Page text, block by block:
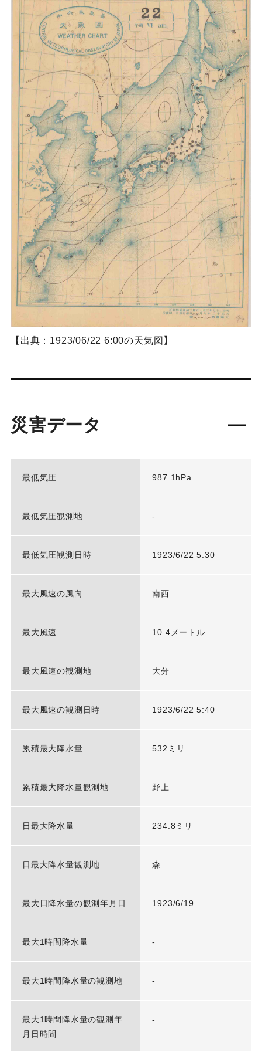
【出典：1923/06/22 6:00の天気図】
災害データ
最低気圧 987.1hPa
最低気圧観測地 -
最低気圧観測日時 1923/6/22 5:30
最大風速の風向 南西
最大風速 10.4メートル
最大風速の観測地 大分
最大風速の観測日時 1923/6/22 5:40
累積最大降水量 532ミリ
累積最大降水量観測地 野上
日最大降水量 234.8ミリ
日最大降水量観測地 森
最大日降水量の観測年月日 1923/6/19
最大1時間降水量 -
最大1時間降水量の観測地 -
最大1時間降水量の観測年
月日時間
-